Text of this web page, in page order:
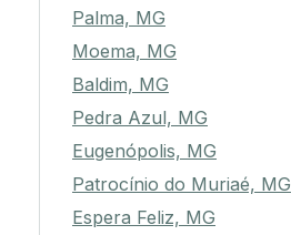
Palma, MG
Moema, MG
Baldim, MG
Pedra Azul, MG
Eugenópolis, MG
Patrocínio do Muriaé, MG
Espera Feliz, MG